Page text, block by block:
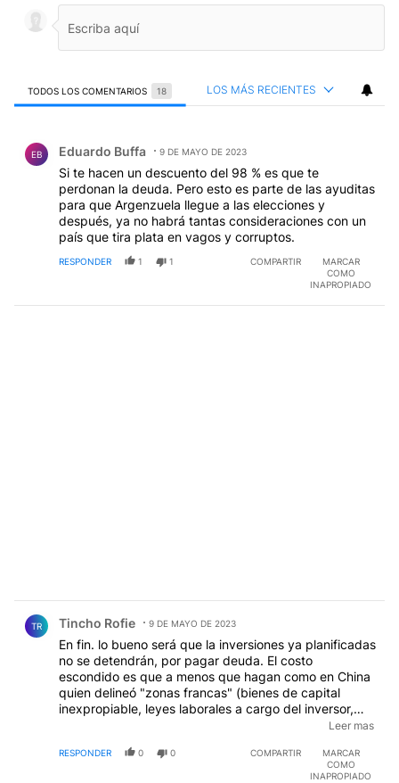
TODOS LOS COMENTARIOS 18 LOS MÁS RECIENTES
EB Eduardo Buffa 9 DE MAYO DE 2023
Si te hacen un descuento del 98 % es que te
perdonan la deuda. Pero esto es parte de las ayuditas
para que Argenzuela llegue a las elecciones y
después, ya no habrá tantas consideraciones con un
país que tira plata en vagos y corruptos.
RESPONDER 1 1 COMPARTIR
MARCAR
COMO
INAPROPIADO
TR Tincho Rofie 9 DE MAYO DE 2023
En fin. lo bueno será que la inversiones ya planificadas
no se detendrán, por pagar deuda. El costo
escondido es que a menos que hagan como en China
quien delineó "zonas francas" (bienes de capital
inexpropiable, leyes laborales a cargo del inversor,
etc.) no habrá inversiones extranjeras que cambien la
sustancialmente la balanza comercial) debido a riesgo
Leer mas
RESPONDER 0 0 COMPARTIR
MARCAR
COMO
INAPROPIADO